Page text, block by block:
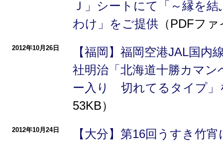
Ｊ」シートにて「～縁を
わけ」をご提供（PDFファ
2012年10月26日
【福岡】福岡空港JAL国
社明治「北海道十勝カマ
ー入り 切れてるタイプ
53KB）
2012年10月24日
【大分】第16回うすき竹